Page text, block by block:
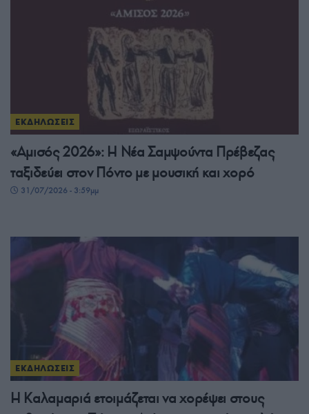
ΕΚΔΗΛΩΣΕΙΣ
«Αμισός 2026»: Η Νέα Σαμψούντα Πρέβεζας
ταξιδεύει στον Πόντο με μουσική και χορό
31/07/2026 - 3:59μμ
ΕΚΔΗΛΩΣΕΙΣ
Η Καλαμαριά ετοιμάζεται να χορέψει στους